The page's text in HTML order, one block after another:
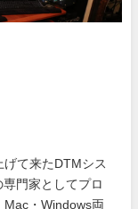
て来たDTMシス
門家としてプロ
・Windows両